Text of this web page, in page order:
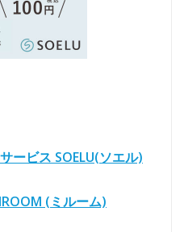
ービス SOELU(ソエル)
(ミルーム)